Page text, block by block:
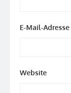
E-Mail-Adresse
Website